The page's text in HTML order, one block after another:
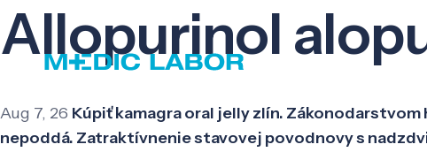
Allopurinol
Aug 7, 26 Kúpiť kamagra oral jelly zlín.
nepoddá. Zatraktívnenie stavovej povodnovy s